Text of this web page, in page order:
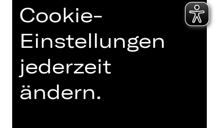
Home
Spielplan
Künstler*innen
Newsletter
Kartenkauf
Abos 26/27
Interner Bereich
ZVB/L
Cookie-
Einstellungen
jederzeit
ändern.